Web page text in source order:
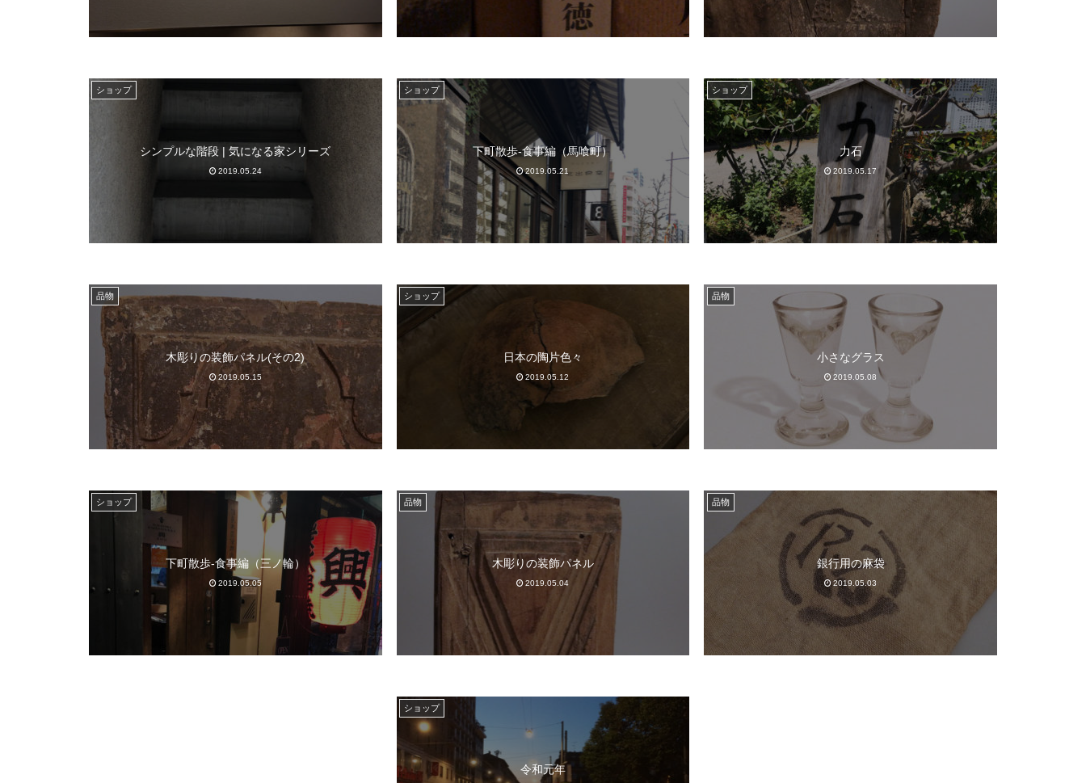
ショップ
シンプルな階段 | 気になる家シリーズ
2019.05.24
ショップ
下町散歩-食事編（馬喰町）
2019.05.21
ショップ
力石
2019.05.17
品物
木彫りの装飾パネル(その2)
2019.05.15
ショップ
日本の陶片色々
2019.05.12
品物
小さなグラス
2019.05.08
ショップ
下町散歩-食事編（三ノ輪）
2019.05.05
品物
木彫りの装飾パネル
2019.05.04
品物
銀行用の麻袋
2019.05.03
ショップ
令和元年